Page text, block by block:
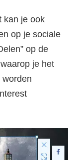
kan je ook
op je sociale
op de
je het